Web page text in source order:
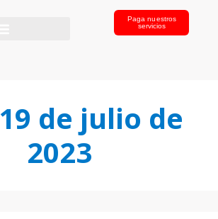
Paga nuestros
servicios
19 de julio de
2023